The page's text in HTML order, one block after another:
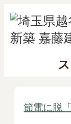
節電に脱